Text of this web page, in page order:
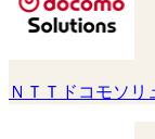
ＮＴＴドコモソ